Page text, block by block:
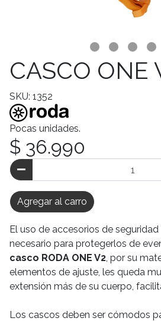
CASCO ONE
SKU: 1352
Pocas unidades.
$ 36.990
Agregar al carro
El uso de accesorios de
necesario para protegerlos de
casco RODA ONE V2, por su
elementos de ajuste, les queda
extensión más de su cuerpo,
Los cascos deben ser cómodos